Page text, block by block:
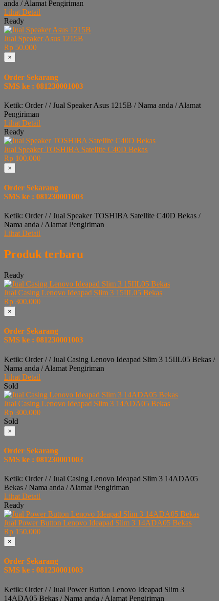
anda / Alamat Pengiriman
Lihat Detail
Ready
Jual Speaker Asus 1215B
Rp 50.000
×
Order Sekarang
SMS ke : 081230001003
Ketik: Order / / Jual Speaker Asus 1215B / Nama anda / Alamat
Pengiriman
Lihat Detail
Ready
Jual Speaker TOSHIBA Satellite C40D Bekas
Rp 100.000
×
Order Sekarang
SMS ke : 081230001003
Ketik: Order / / Jual Speaker TOSHIBA Satellite C40D Bekas /
Nama anda / Alamat Pengiriman
Lihat Detail
Produk terbaru
Ready
Jual Casing Lenovo Ideapad Slim 3 15IIL05 Bekas
Rp 300.000
×
Order Sekarang
SMS ke : 081230001003
Ketik: Order / / Jual Casing Lenovo Ideapad Slim 3 15IIL05 Bekas /
Nama anda / Alamat Pengiriman
Lihat Detail
Sold
Jual Casing Lenovo Ideapad Slim 3 14ADA05 Bekas
Rp 300.000
Sold
×
Order Sekarang
SMS ke : 081230001003
Ketik: Order / / Jual Casing Lenovo Ideapad Slim 3 14ADA05
Bekas / Nama anda / Alamat Pengiriman
Lihat Detail
Ready
Jual Power Button Lenovo Ideapad Slim 3 14ADA05 Bekas
Rp 150.000
×
Order Sekarang
SMS ke : 081230001003
Ketik: Order / / Jual Power Button Lenovo Ideapad Slim 3
14ADA05 Bekas / Nama anda / Alamat Pengiriman